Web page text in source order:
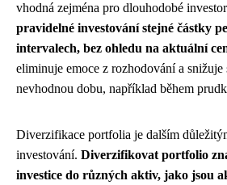
vhodná zejména pro dlouhodobé
pravidelné investování stejné částky
intervalech, bez ohledu na aktuální
eliminuje emoce z rozhodování a
nevhodnou dobu, například během
Diverzifikace portfolia je dalším
investování. Diverzifikovat portfolio
investice do různých aktiv, jako jsou